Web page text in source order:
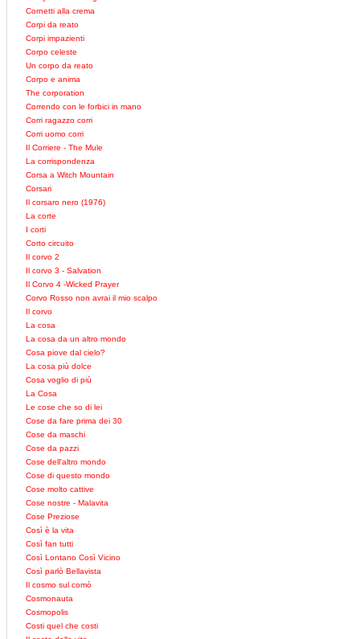
Cornetti alla crema
Corpi da reato
Corpi impazienti
Corpo celeste
Un corpo da reato
Corpo e anima
The corporation
Correndo con le forbici in mano
Corri ragazzo corri
Corri uomo corri
Il Corriere - The Mule
La corrispondenza
Corsa a Witch Mountain
Corsari
Il corsaro nero (1976)
La corte
I corti
Corto circuito
Il corvo 2
Il corvo 3 - Salvation
Il Corvo 4 -Wicked Prayer
Corvo Rosso non avrai il mio scalpo
Il corvo
La cosa
La cosa da un altro mondo
Cosa piove dal cielo?
La cosa più dolce
Cosa voglio di più
La Cosa
Le cose che so di lei
Cose da fare prima dei 30
Cose da maschi
Cose da pazzi
Cose dell'altro mondo
Cose di questo mondo
Cose molto cattive
Cose nostre - Malavita
Cose Preziose
Così è la vita
Così fan tutti
Così Lontano Così Vicino
Così parlò Bellavista
Il cosmo sul comò
Cosmonauta
Cosmopolis
Costi quel che costi